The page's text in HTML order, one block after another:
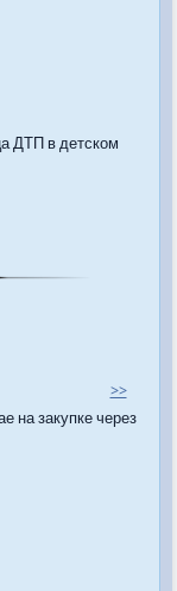
ДТП в детском
>>
на закупке через